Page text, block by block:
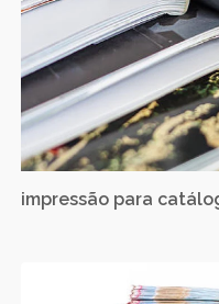
impressão para